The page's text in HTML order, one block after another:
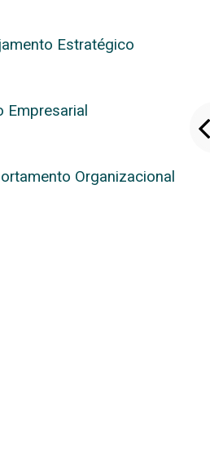
Estratégico
Empresarial
Organizacional